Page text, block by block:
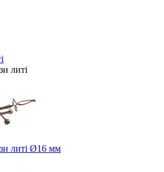
литі
литі Ø16 мм